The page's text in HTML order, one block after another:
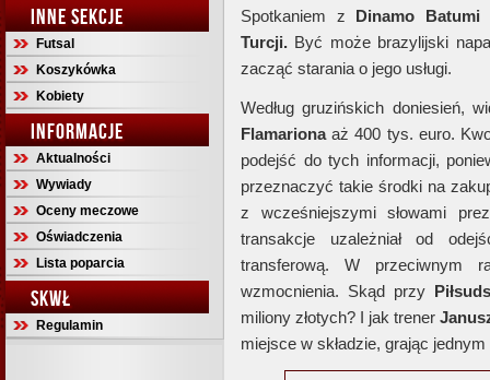
INNE SEKCJE
Futsal
Koszykówka
Kobiety
INFORMACJE
Aktualności
Wywiady
Oceny meczowe
Oświadczenia
Lista poparcia
SKWŁ
Regulamin
Spotkaniem z Dinamo Batumi
Turcji. Być może brazylijski
zacząć starania o jego usługi.
Według gruzińskich doniesień,
Flamarionaaż 400 tys. euro.
podejść do tych informacji,
przeznaczyć takie środki na
z wcześniejszymi słowami
transakcje uzależniał od
transferową. W przeciwnym
wzmocnienia. Skąd przy
miliony złotych? I jak trener
miejsce w składzie, grając